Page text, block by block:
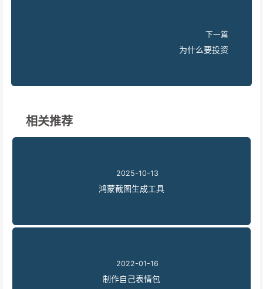
下一篇
为什么要投资
相关推荐
2025-10-13
鸿蒙截图生成工具
2022-01-16
制作自己表情包